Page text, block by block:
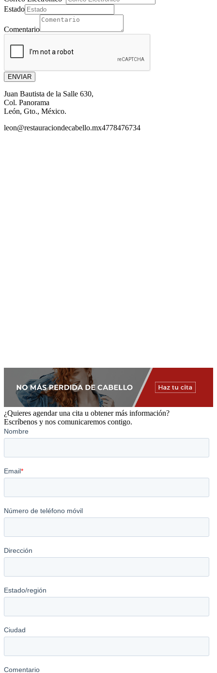
Estado
Comentario
ENVIAR
Juan Bautista de la Salle 630,
Col. Panorama
León, Gto., México.
leon@restauraciondecabello.mx4778476734
¿Quieres agendar una cita u obtener más información?
Escríbenos y nos comunicaremos contigo.